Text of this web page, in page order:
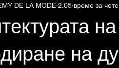
на
DE LA MODE 2.05 време за